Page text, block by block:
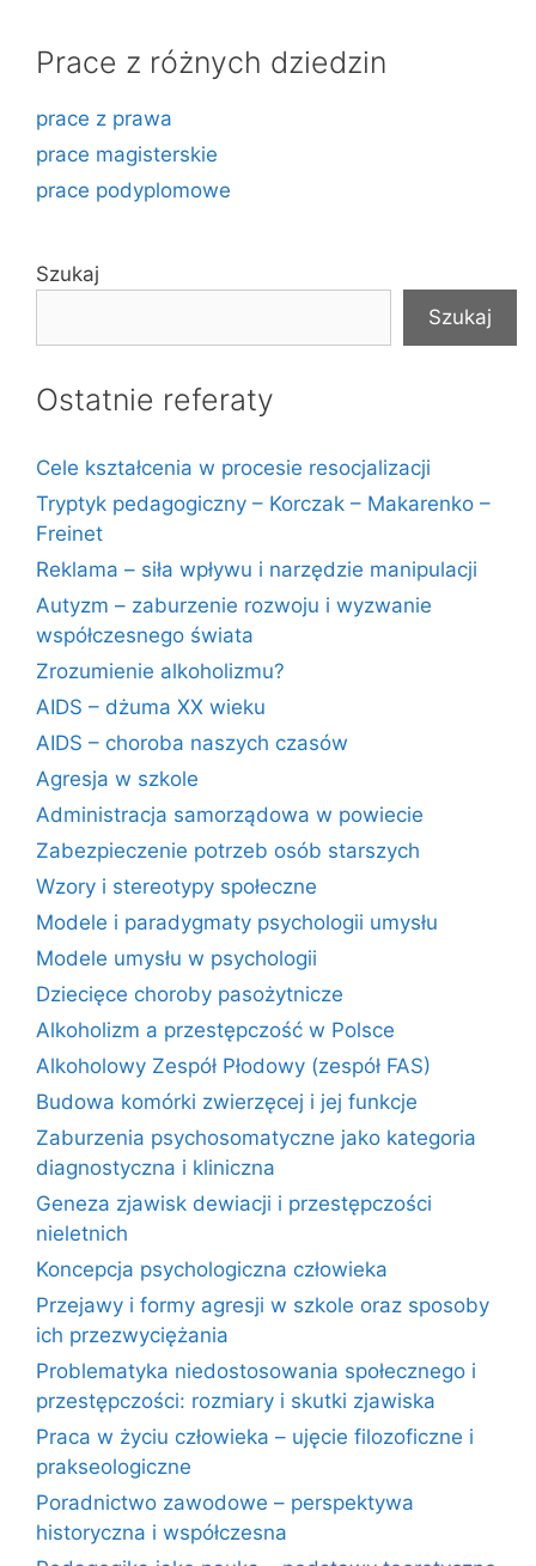
Prace z różnych dziedzin
prace z prawa
prace magisterskie
prace podyplomowe
Szukaj
Szukaj
Ostatnie referaty
Cele kształcenia w procesie resocjalizacji
Tryptyk pedagogiczny – Korczak – Makarenko –
Freinet
Reklama – siła wpływu i narzędzie manipulacji
Autyzm – zaburzenie rozwoju i wyzwanie
współczesnego świata
Zrozumienie alkoholizmu?
AIDS – dżuma XX wieku
AIDS – choroba naszych czasów
Agresja w szkole
Administracja samorządowa w powiecie
Zabezpieczenie potrzeb osób starszych
Wzory i stereotypy społeczne
Modele i paradygmaty psychologii umysłu
Modele umysłu w psychologii
Dziecięce choroby pasożytnicze
Alkoholizm a przestępczość w Polsce
Alkoholowy Zespół Płodowy (zespół FAS)
Budowa komórki zwierzęcej i jej funkcje
Zaburzenia psychosomatyczne jako kategoria
diagnostyczna i kliniczna
Geneza zjawisk dewiacji i przestępczości
nieletnich
Koncepcja psychologiczna człowieka
Przejawy i formy agresji w szkole oraz sposoby
ich przezwyciężania
Problematyka niedostosowania społecznego i
przestępczości: rozmiary i skutki zjawiska
Praca w życiu człowieka – ujęcie filozoficzne i
prakseologiczne
Poradnictwo zawodowe – perspektywa
historyczna i współczesna